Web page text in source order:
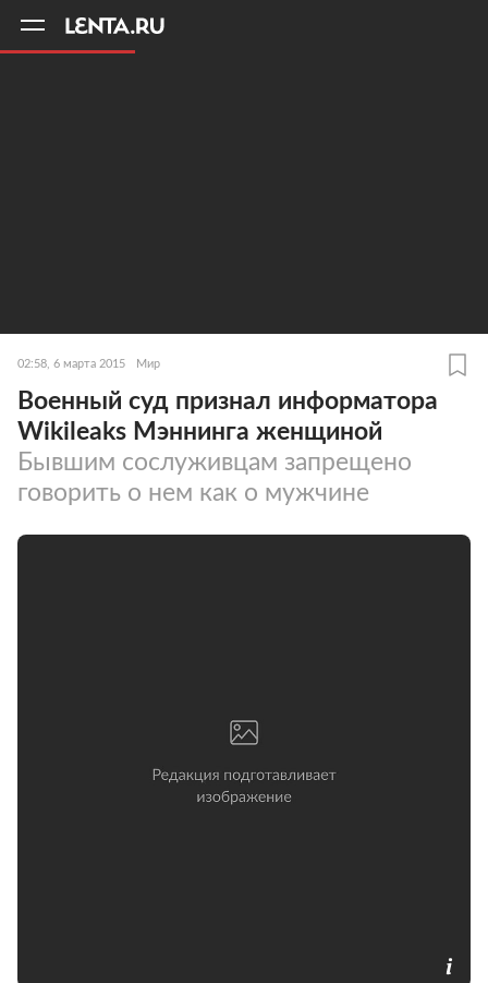
02:58, 6 марта 2015 Мир
Военный суд признал информатора
Wikileaks Мэннинга женщиной
Бывшим сослуживцам запрещено
говорить о нем как о мужчине